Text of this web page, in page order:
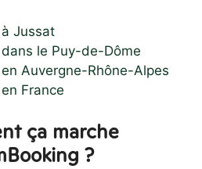
Jussat
le Puy-de-Dôme
Auvergne-Rhône-Alpes
France
ça marche
?